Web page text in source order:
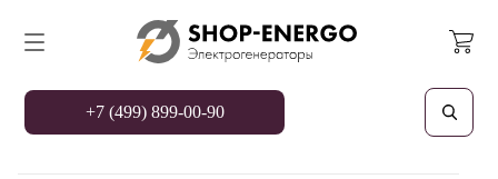
+7 (499) 899-00-90